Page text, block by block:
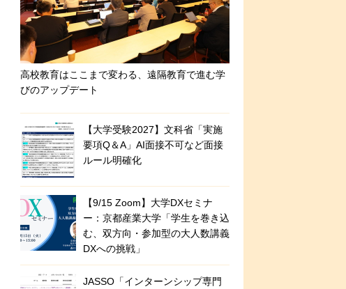
高校教育はここまで変わる、遠隔教育で進む学
びのアップデート
【大学受験2027】文科省「実施
要項Q＆A」AI面接不可など面接
ルール明確化
【9/15 Zoom】大学DXセミナ
ー：京都産業大学「学生を巻き込
む、双方向・参加型の大人数講義
DXへの挑戦」
JASSO「インターンシップ専門